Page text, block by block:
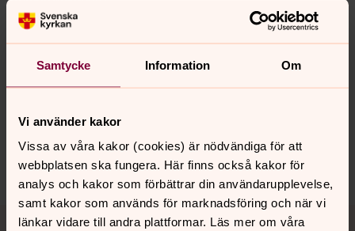
Samtycke Information Om
Vi använder kakor
Vissa av våra kakor (cookies) är nödvändiga för att
webbplatsen ska fungera. Här finns också kakor för
analys och kakor som förbättrar din användarupplevelse,
samt kakor som används för marknadsföring och när vi
länkar vidare till andra plattformar. Läs mer om våra
Senast ändrad 24 januari 2024
Synpunkter eller frågor på sidans
Dela
Tillbaka till toppen
Tillbaka till innehållet